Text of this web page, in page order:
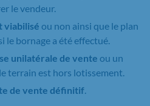
le vendeur.
viabilisé ou non ainsi que le plan
le bornage a été effectué.
unilatérale de vente ou un
terrain est hors lotissement.
de vente définitif